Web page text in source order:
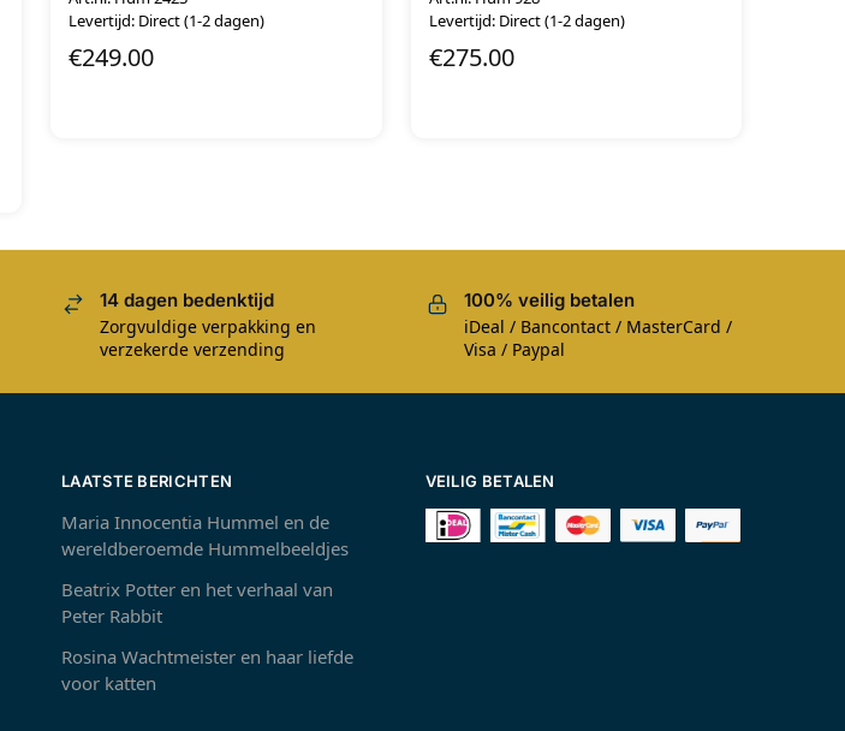
Levertijd: Direct (1-2 dagen)
€249.00
Levertijd: Direct (1-2 dagen)
€275.00
14 dagen bedenktijd
Zorgvuldige verpakking en
verzekerde verzending
100% veilig betalen
iDeal / Bancontact / MasterCard /
Visa / Paypal
LAATSTE BERICHTEN
Maria Innocentia Hummel en de
wereldberoemde Hummelbeeldjes
Beatrix Potter en het verhaal van
Peter Rabbit
Rosina Wachtmeister en haar liefde
voor katten
VEILIG BETALEN